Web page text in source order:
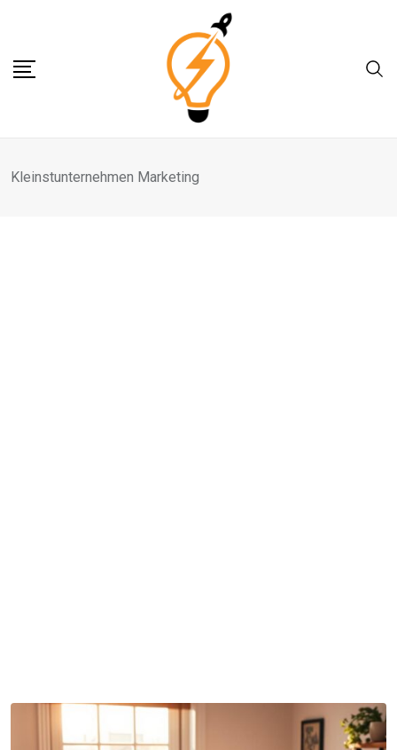
content
Kleinstunternehmen Marketing